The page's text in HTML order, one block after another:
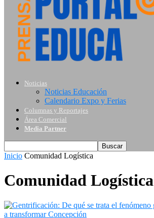
Noticias
Noticias Educación
Calendario Expo y Ferias
Columnas y Reportajes
Área Comercial
Media Partner
Inicio Comunidad Logística
Comunidad Logística